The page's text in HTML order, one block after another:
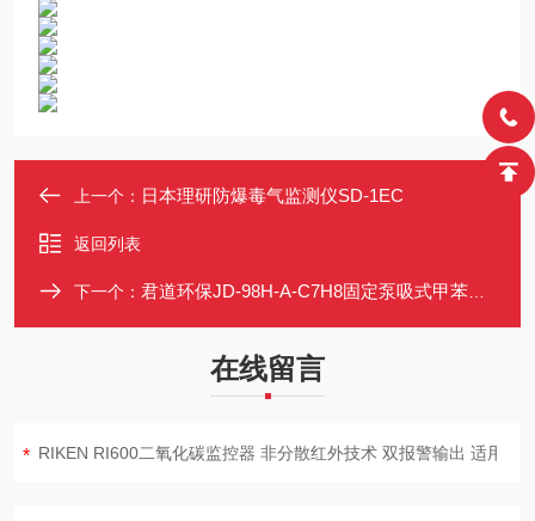
上一个： 日本理研防爆毒气监测仪SD-1EC
返回列表
下一个： 君道环保JD-98H-A-C7H8固定泵吸式甲苯报警仪
在线留言